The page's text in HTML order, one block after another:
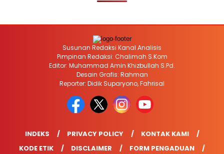
Susunan Redaksi Kanal Analisis
Pimpinan Redaksi: Chalimah S.Kom
Editor: Muhammad Amin Khizbullah S.Pd.
Desain Grafis: Rahman
Reporter: Didik Suparyono, Fahrisal
INDEKS PRIVACY POLICY
KONTAK KAMI
KODE ETIK
DISCLAIMER FORM PENGADUAN